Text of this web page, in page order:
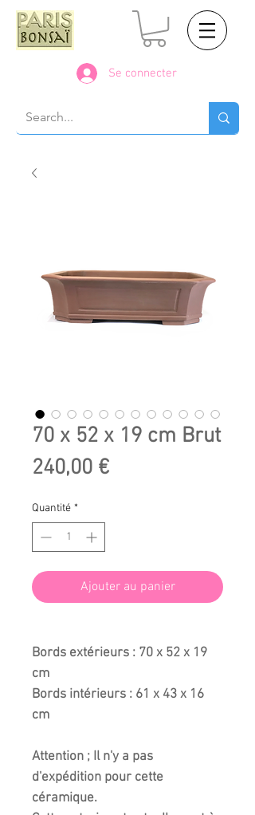
Se connecter
70 x 52 x 19 cm Brut
240,00 €Prix
Quantité *
Ajouter au panier
Bords extérieurs : 70 x 52 x 19
cm
Bords intérieurs : 61 x 43 x 16
cm
Attention ; Il n'y a pas
d'expédition pour cette
céramique.